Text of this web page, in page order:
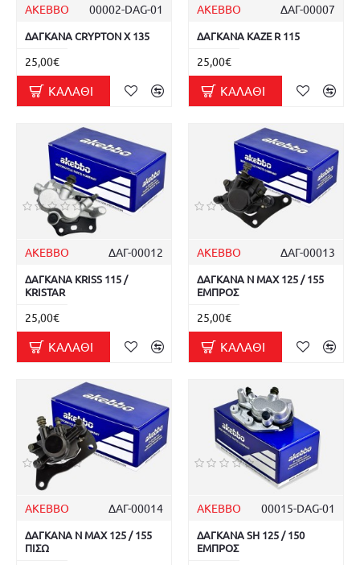
AKEBBO 00002-DAG-01
ΔΑΓΚΑΝΑ CRYPTON X 135
25,00€
ΚΑΛΆΘΙ
AKEBBO ΔΑΓ-00007
ΔΑΓΚΑΝΑ KAZE R 115
25,00€
ΚΑΛΆΘΙ
AKEBBO ΔΑΓ-00012
ΔΑΓΚΑΝΑ KRISS 115 /
KRISTAR
25,00€
ΚΑΛΆΘΙ
AKEBBO ΔΑΓ-00013
ΔΑΓΚΑΝΑ N MAX 125 / 155
ΕΜΠΡΟΣ
25,00€
ΚΑΛΆΘΙ
AKEBBO ΔΑΓ-00014
ΔΑΓΚΑΝΑ N MAX 125 / 155
ΠΙΣΩ
AKEBBO 00015-DAG-01
ΔΑΓΚΑΝΑ SH 125 / 150
ΕΜΠΡΟΣ